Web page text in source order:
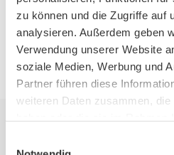
zu können und die Zugriffe auf
analysieren. Außerdem geben
Verwendung unserer Website
soziale Medien, Werbung und
Partner führen diese
weiteren Daten zusammen,
daher über empfohlene
informieren.